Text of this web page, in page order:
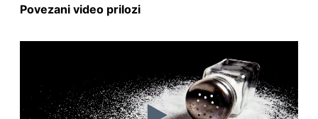
Povezani video prilozi